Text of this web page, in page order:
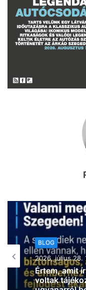
BLOG
2026, július 27.
Írtam egy